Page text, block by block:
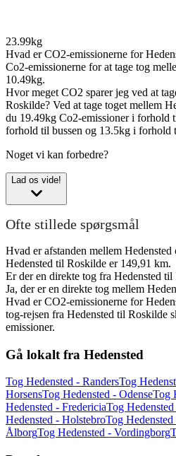
23.99kg
Hvad er CO2-emissionerne for
Co2-emissionerne for at tage tog
10.49kg.
Hvor meget CO2 sparer jeg ved at
Roskilde? Ved at tage toget mellem
du 19.49kg Co2-emissioner i forhold
forhold til bussen og 13.5kg i forhold
Noget vi kan forbedre?
Lad os vide!
Ofte stillede spørgsmål
Hvad er afstanden mellem
Hedensted til Roskilde er 149,91 km.
Er der en direkte tog fra Hedensted til
Ja, der er en direkte tog mellem
Hvad er CO2-emissionerne for
tog-rejsen fra Hedensted til Roskilde
emissioner.
Gå lokalt fra Hedensted
Tog Hedensted - RandersTog
HorsensTog Hedensted - OdenseTog
Hedensted - FredericiaTog
Hedensted - HolstebroTog Hedensted
ÅlborgTog Hedensted - Vordingborg